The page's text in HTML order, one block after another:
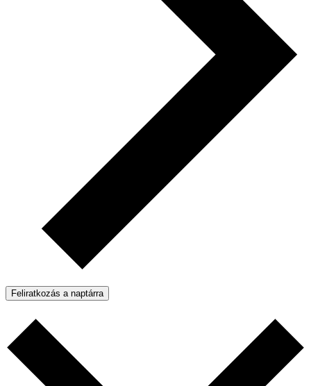
Feliratkozás a naptárra